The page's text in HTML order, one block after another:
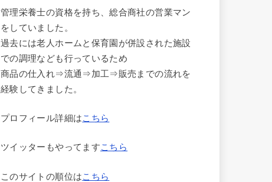
管理栄養士の資格を持ち、総合商社の営業マン
をしていました。
過去には老人ホームと保育園が併設された施設
での調理なども行っているため
商品の仕入れ⇒流通⇒加工⇒販売までの流れを
経験してきました。
プロフィール詳細はこちら
ツイッターもやってますこちら
このサイトの順位はこちら